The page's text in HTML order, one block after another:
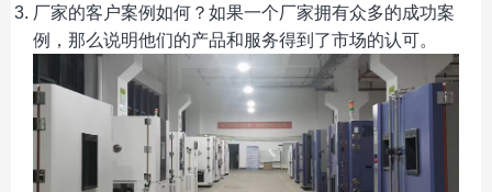
厂家的客户案例如何？如果一个厂家拥有众多的成功案
例，那么说明他们的产品和服务得到了市场的认可。